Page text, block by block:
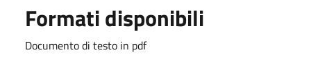
Formati disponibili
Documento di testo in pdf